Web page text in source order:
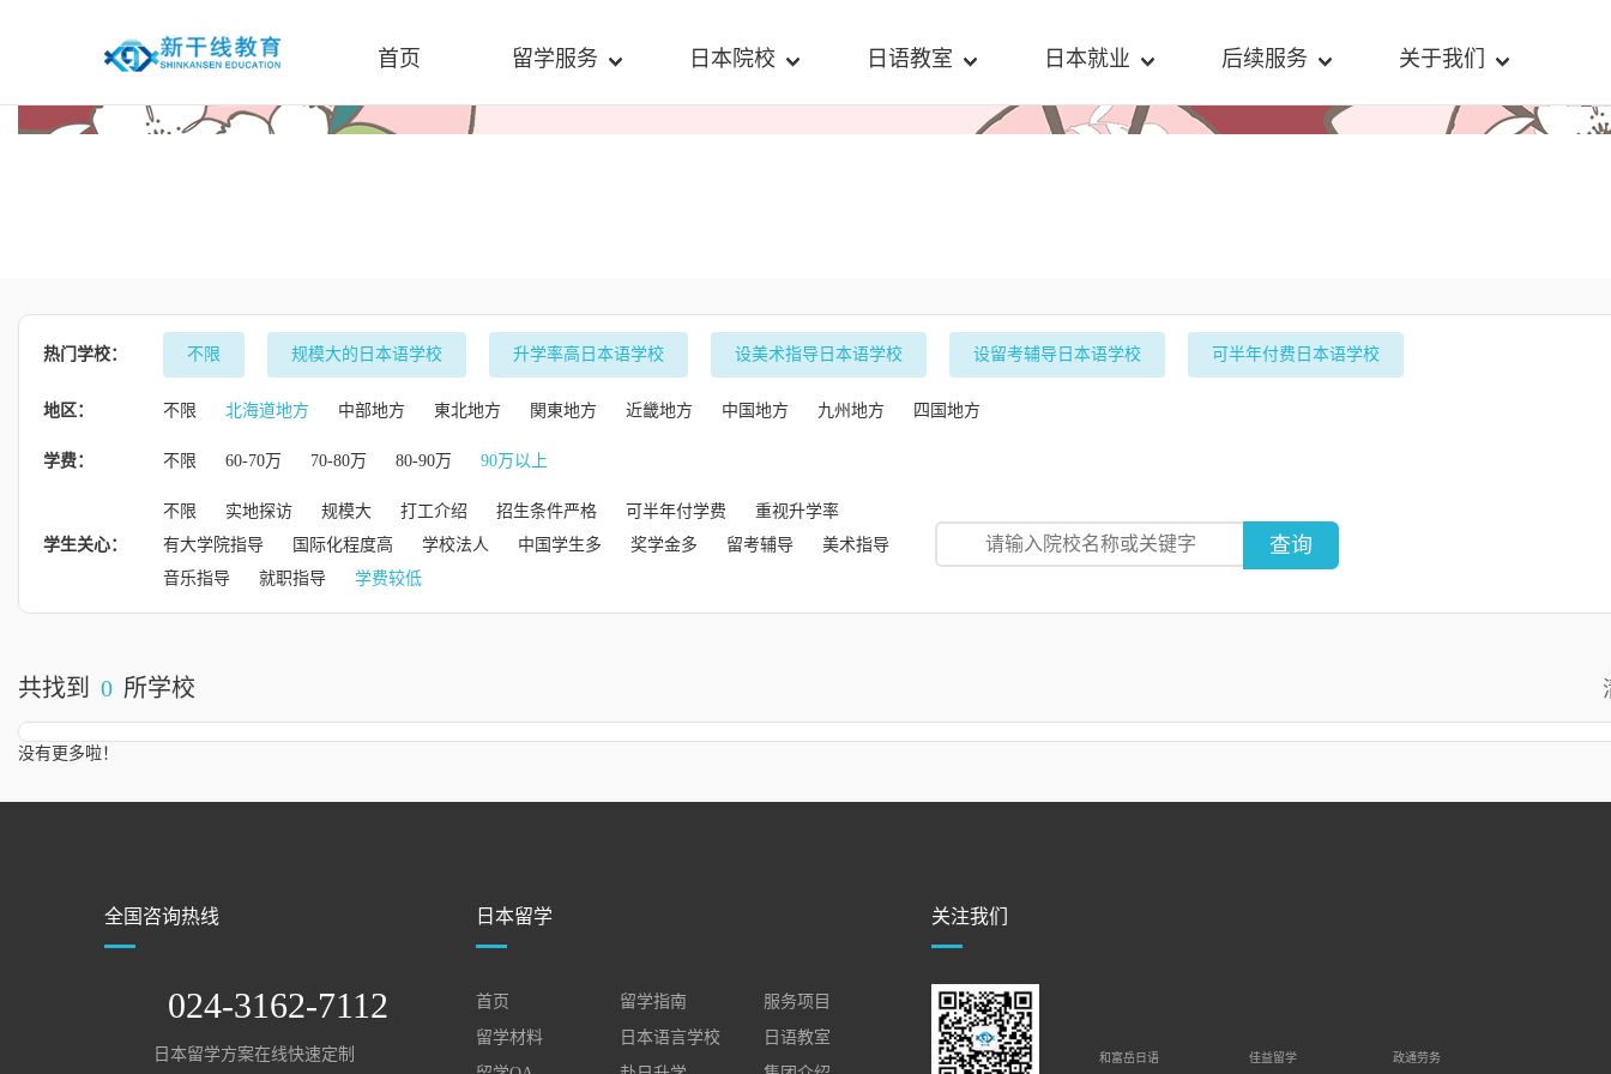
首页 留学服务 日本院校 日语教室 日本就业 后续服务 关于我们
热门学校： 不限 规模大的日本语学校 升学率高日本语学校 设美术指导日本语学校 设留考辅导日本语学校 可半年付费日本语学校
地区： 不限 北海道地方 中部地方 東北地方 関東地方 近畿地方 中国地方 九州地方 四国地方
学费： 不限 60-70万 70-80万 80-90万 90万以上
学生关心：
不限 实地探访 规模大 打工介绍 招生条件严格 可半年付学费
重视升学率
有大学院指导
国际化程度高 学校法人 中国学生多 奖学金多 留考辅导
美术指导
音乐指导
就职指导 学费较低
查询
共找到 0 所学校
没有更多啦！
全国咨询热线
024-3162-7112
日本留学方案在线快速定制
日本留学
首页 留学指南
服务项目
留学材料
日本语言学校
日语教室
关注我们
和富岳日语 佳益留学 政通劳务